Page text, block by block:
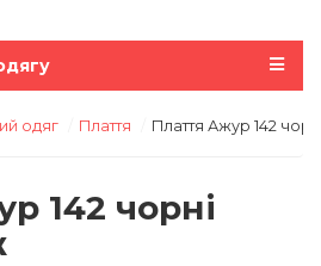
одяг Плаття Плаття Ажур 142
142 чорні